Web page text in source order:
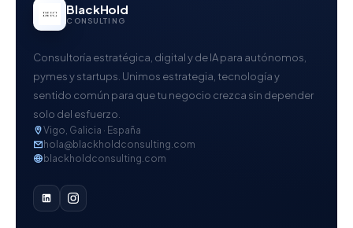
BlackHold
CONSULTING
Consultoría estratégica, digital y de IA para autónomos,
pymes y startups. Unimos estrategia, tecnología y
sentido común para que tu negocio crezca sin depender
solo del esfuerzo.
Vigo, Galicia · España
hola@blackholdconsulting.com
blackholdconsulting.com